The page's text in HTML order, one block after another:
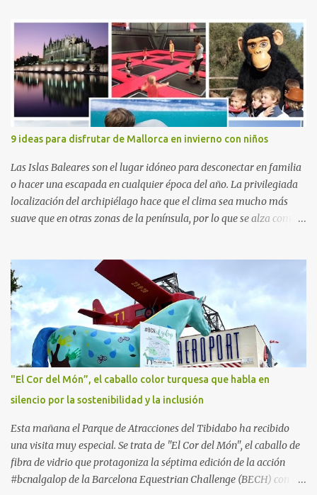
presencia de Emilio Zegrí, presidente de la Fundación RCPB; la Dra.
Anna Llort, adjunta del Servicio de Oncología Pediátrica del
Hospital Vall d’Hebron e investigadora del grupo de Investigación
Traslacional en Cáncer en la Infancia y la Adolescencia del Vall
d’Hebron Instituto de Investigación (VHIR); Anna Saló, psicóloga
del Servicio de Oncología Pediátrica del Vall d’Hebron y del grupo
de Investigación Traslacional en Cáncer en la Infancia y la
Adolescencia del VHIR y Teresa Xipell, fisioterapeuta y directora de
hipoterapia en la Fundación Federica Cerdá. Imágenes cortesía de
asesoría de ...
9 ideas para disfrutar de Mallorca en invierno con niños
Las Islas Baleares son el lugar idóneo para desconectar en familia
o hacer una escapada en cualquier época del año. La privilegiada
localización del archipiélago hace que el clima sea mucho más
suave que en otras zonas de la península, por lo que se alza como
ejemplo, ofrece un amplio abanico de posibilidades, desde
actividades al aire libre, propuestas lúdicas o deportivas, hasta
propuestas gastronómicas para poder disfrutar al máximo con los
niños y garantizar una experiencia inolvidable. Palma Aquarium
A unos 15 minutos en coche de la capital Balear y a tan sólo 500
metros de la playa, se encuentra el Palma Aquarium, un lugar
donde grandes y pequeños quedarán fascinados con los 8.000
ejemplares de 700 especies distintas procedentes del Mediterráneo
y los océanos Índico, Atlántico y Pacífico. El recorrido por el
acuario se plantea como un viaje a...
"El Cor del Món”, el caballo color turquesa que habla en
silencio por la sostenibilidad y la inclusión
Esta mañana el Parque de Atracciones del Tibidabo ha recibido
una visita muy especial. Se trata de "El Cor del Món", el caballo de
fibra de vidrio que protagoniza la séptima edición de la acción
#bcnalgalop de la Barcelona Equestrian Challenge (BECH) con el